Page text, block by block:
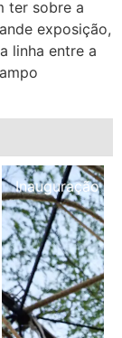
ter sobre a
exposição,
linha entre a